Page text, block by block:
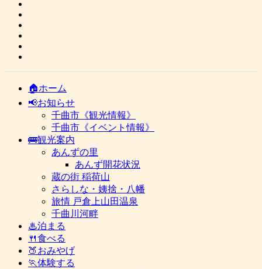
🏠ホーム
📢お知らせ
千曲市《観光情報》
千曲市《イベント情報》
🚌観光案内
あんずの里
あんず開花状況
蔵の街 稲荷山
さらしな・姨捨・八幡
旅情 戸倉上山田温泉
千曲川河畔
♨泊まる
🍴食べる
🍑おみやげ
🏃体験する